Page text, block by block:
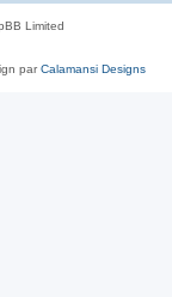
Limited
parCalamansi Designs